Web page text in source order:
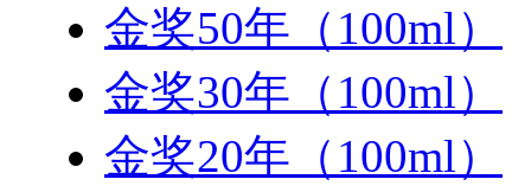
金奖50年（100ml）
金奖30年（100ml）
金奖20年（100ml）